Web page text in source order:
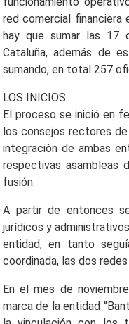
red comercial financiera
hay que sumar las 17
Cataluña, además de
sumando, en total 257
LOS INICIOS
El proceso se inició en
los consejos rectores
integración de ambas
respectivas asambleas
fusión.
A partir de entonces
jurídicos y
entidad, en tanto
coordinada, las dos
En el mes de
marca de la entidad